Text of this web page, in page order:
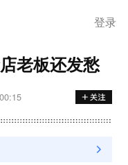
登录
老板还发愁